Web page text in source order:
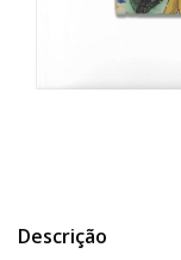
Descrição